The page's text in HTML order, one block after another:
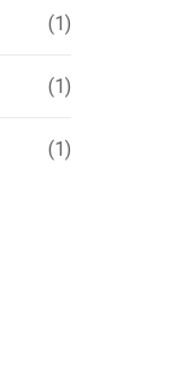
(1)
(1)
(1)